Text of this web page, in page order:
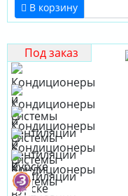
В корзину
Под заказ